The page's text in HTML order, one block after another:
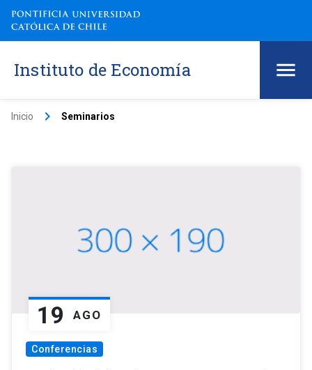
Instituto de Economía
Inicio keyboard_arrow_right Seminarios
19 AGO
Conferencias